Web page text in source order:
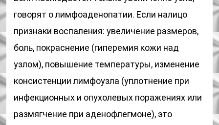
говорят о лимфоаденопатии. Если налицо
признаки воспаления: увеличение размеров,
боль, покраснение (гиперемия кожи над
узлом), повышение температуры, изменение
консистенции лимфоузла (уплотнение при
инфекционных и опухолевых поражениях или
размягчение при аденофлегмоне), это